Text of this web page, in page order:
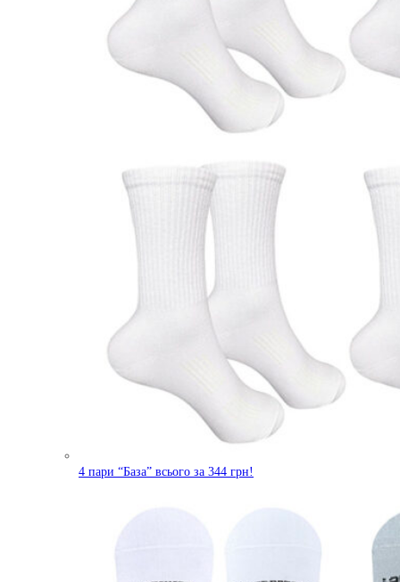
4 пари “База” всього за 344 грн!